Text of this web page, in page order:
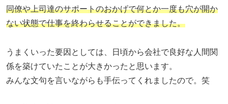
同僚や上司達のサポートのおかげで何とか一度も穴が開か
ない状態で仕事を終わらせることができました。
うまくいった要因としては、日頃から会社で良好な人間関
係を築けていたことが大きかったと思います。
みんな文句を言いながらも手伝ってくれましたので。笑